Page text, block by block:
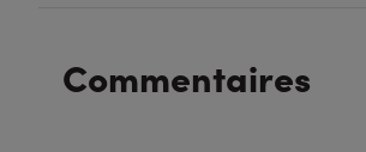
Commentaires